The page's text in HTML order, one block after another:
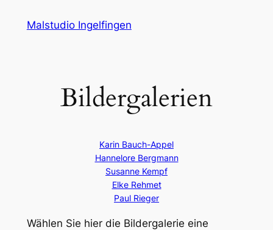
InhaltMalstudio Ingelfingen
Bildergalerien
Karin Bauch-Appel
Hannelore Bergmann
Susanne Kempf
Elke Rehmet
Paul Rieger
Wählen Sie hier die Bildergalerie eine